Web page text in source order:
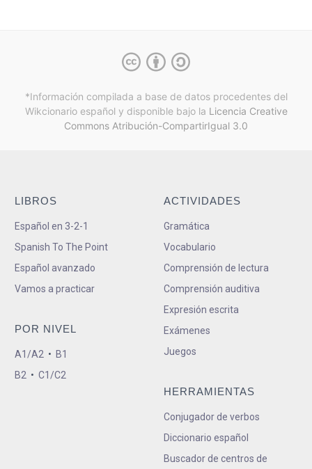
*Información compilada a base de datos procedentes del
Wikcionario español y disponible bajo la Licencia Creative
Commons Atribución-CompartirIgual 3.0
LIBROS
Español en 3-2-1
Spanish To The Point
Español avanzado
Vamos a practicar
POR NIVEL
A1/A2 • B1
B2 • C1/C2
ACTIVIDADES
Gramática
Vocabulario
Comprensión de lectura
Comprensión auditiva
Expresión escrita
Exámenes
Juegos
HERRAMIENTAS
Conjugador de verbos
Diccionario español
Buscador de centros de